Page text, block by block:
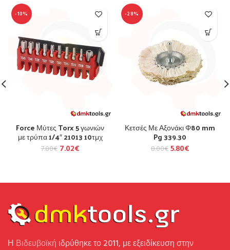
-10%
Force Μύτες Torx 5 γωνιών
με τρύπα 1/4″ 21013 10τμχ
7.80€ 7.02€
-28%
Κετσές Με Αξονάκι Φ80 mm
Pg 339.30
8.00€ 5.80€
Η Βιδευβοϊκή ιδρύθηκε το 2011, με εξειδίκευση στην